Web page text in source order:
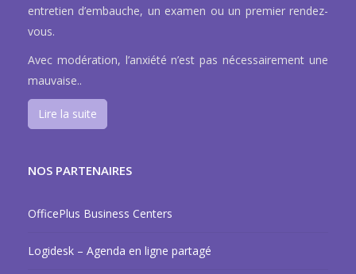
entretien d’embauche, un examen ou un premier rendez-
vous.
Avec modération, l’anxiété n’est pas nécessairement une
mauvaise..
Lire la suite
NOS PARTENAIRES
OfficePlus Business Centers
Logidesk – Agenda en ligne partagé